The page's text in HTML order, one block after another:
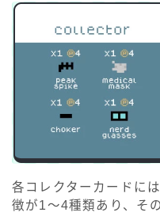
各コレクターカードに
徴が1～4種類あり、そ